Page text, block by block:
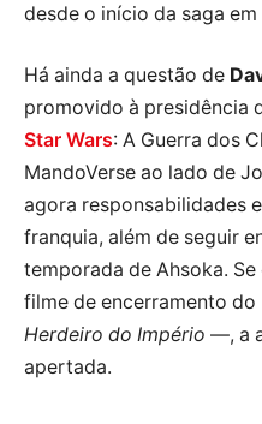
desde o início da saga em
Há ainda a questão de
promovido à presidência
Star Wars: A Guerra dos
MandoVerse ao lado de
agora responsabilidades
franquia, além de seguir
temporada de Ahsoka.
filme de encerramento
Herdeiro do Império —, a
apertada.